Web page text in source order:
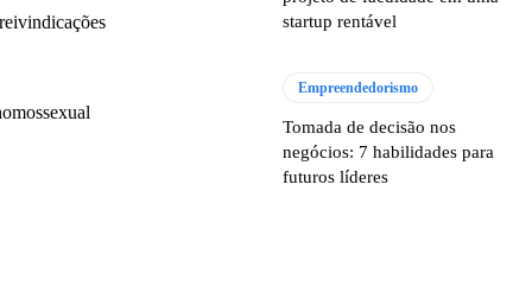
startup rentável
Empreendedorismo
Tomada de decisão nos
negócios: 7 habilidades para
futuros líderes